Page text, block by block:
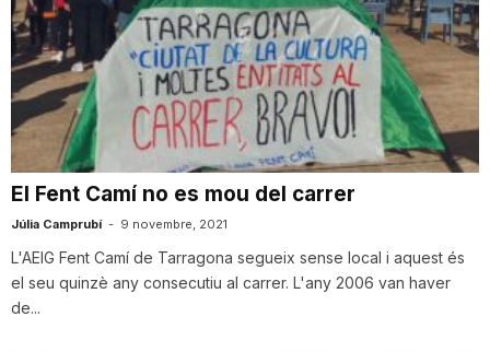
El Fent Camí no es mou del carrer
Júlia Camprubí - 9 novembre, 2021
L'AEIG Fent Camí de Tarragona segueix sense local i aquest és
el seu quinzè any consecutiu al carrer. L'any 2006 van haver
de...